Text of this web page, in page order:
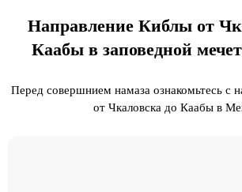
Направление Киблы от
Каабы в заповедной
Перед совершнием намаза ознакомьтесь с
от Чкаловска до Каабы в